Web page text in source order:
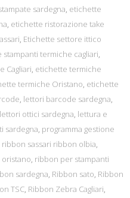
sardegna, etichette
, etichette ristorazione take
, Etichette settore ittico
stampanti termiche cagliari,
Cagliari, etichette termiche
termiche Oristano, etichette
, lettori barcode sardegna,
lettori ottici sardegna, lettura e
sardegna, programma gestione
sassari ribbon olbia,
, ribbon per stampanti
sardegna, Ribbon sato, Ribbon
TSC, Ribbon Zebra Cagliari,